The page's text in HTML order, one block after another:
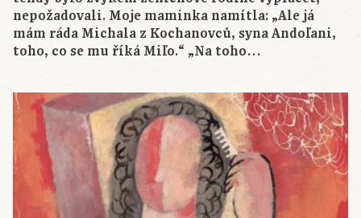
nepožadovali. Moje maminka namítla: „Ale já
mám ráda Michala z Kochanovců, syna Andoľani,
toho, co se mu říká Miľo.“ „Na toho…